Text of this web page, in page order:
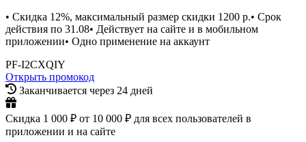
• Скидка 12%, максимальный размер скидки 1200 р.• Срок
действия по 31.08• Действует на сайте и в мобильном
приложении• Одно применение на аккаунт
PF-I2CXQIY
Открыть промокод
Заканчивается через 24 дней
Скидка 1 000 ₽ от 10 000 ₽ для всех пользователей в
приложении и на сайте